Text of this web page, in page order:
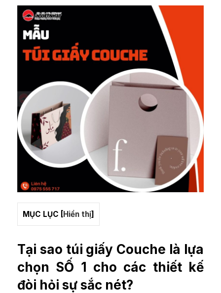
MỤC LỤC [Hiển thị]
Tại sao túi giấy Couche là lựa
chọn SỐ 1 cho các thiết kế
đòi hỏi sự sắc nét?